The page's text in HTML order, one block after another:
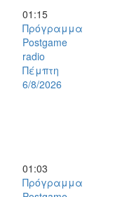
01:15
Πρόγραμμα
Postgame
radio
Πέμπτη
6/8/2026
01:03
Πρόγραμμα